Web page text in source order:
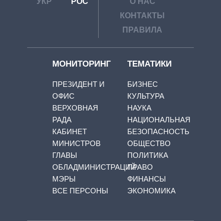
КОНТАКТЫ
ПРАВИЛА
МОНИТОРИНГ
ПРЕЗИДЕНТ И
ОФИС
ВЕРХОВНАЯ
РАДА
КАБИНЕТ
МИНИСТРОВ
ГЛАВЫ
ОБЛАДМИНИСТРАЦИЙ
МЭРЫ
ВСЕ ПЕРСОНЫ
ТЕМАТИКИ
БИЗНЕС
КУЛЬТУРА
НАУКА
НАЦИОНАЛЬНАЯ
БЕЗОПАСНОСТЬ
ОБЩЕСТВО
ПОЛИТИКА
ПРАВО
ФИНАНСЫ
ЭКОНОМИКА